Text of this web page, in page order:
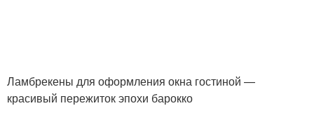
Ламбрекены для оформления окна гостиной —
красивый пережиток эпохи барокко